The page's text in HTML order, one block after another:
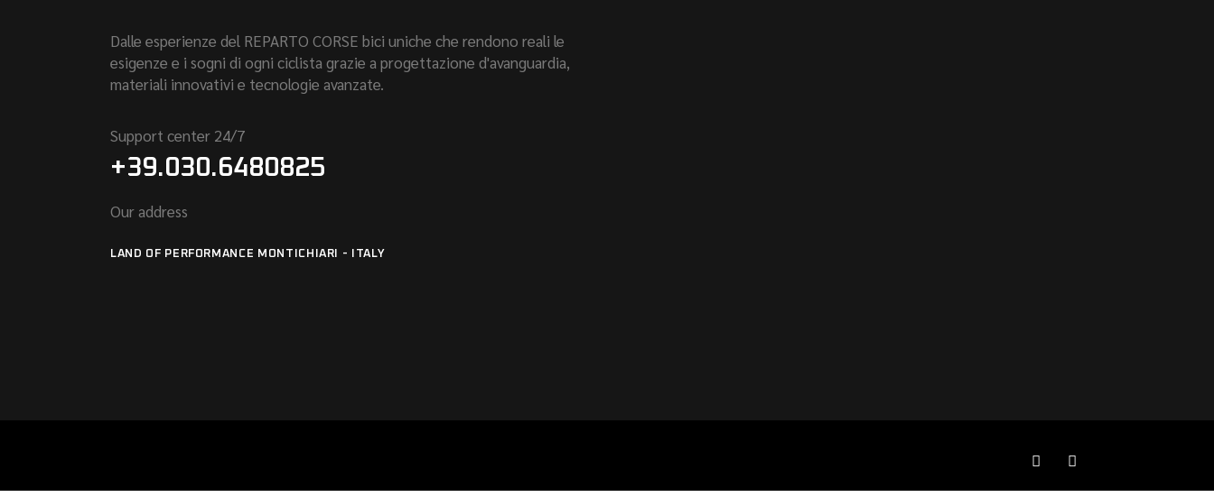
Dalle esperienze del REPARTO CORSE bici uniche che rendono reali le
esigenze e i sogni di ogni ciclista grazie a progettazione d'avanguardia,
materiali innovativi e tecnologie avanzate.
Support center 24/7
+39.030.6480825
Our address
LAND OF PERFORMANCE MONTICHIARI - ITALY